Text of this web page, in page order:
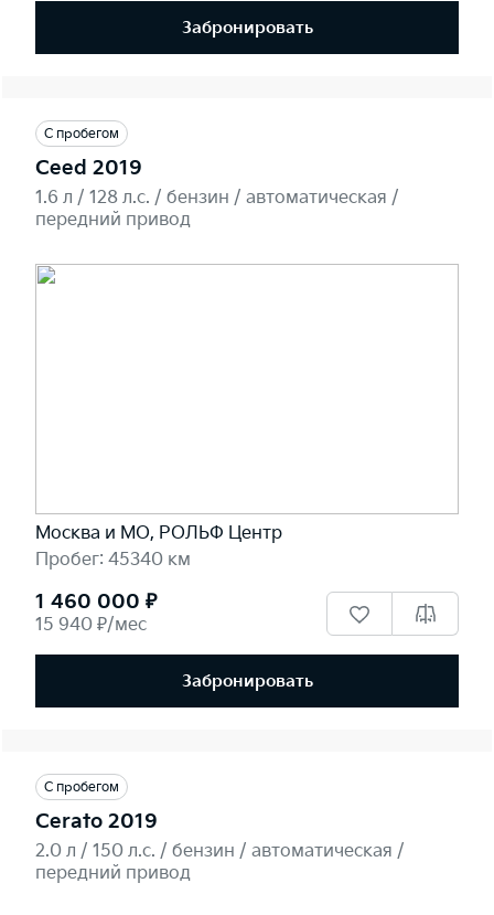
Забронировать
С пробегом
Ceed 2019
1.6 л / 128 л.c. / бензин / автоматическая /
передний привод
Москва и МО, РОЛЬФ Центр
Пробег: 45340 км
1 460 000 ₽
15 940 ₽/мес
Забронировать
С пробегом
Cerato 2019
2.0 л / 150 л.c. / бензин / автоматическая /
передний привод